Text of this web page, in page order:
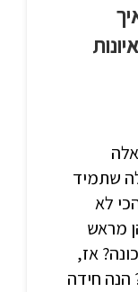
שתמיד
לא
מראש
אז,
הנה חידה